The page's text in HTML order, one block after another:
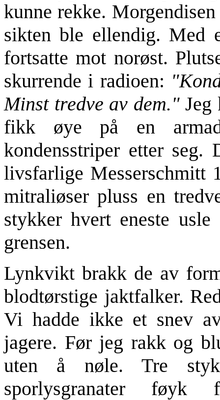
kunne rekke.
sikten ble ellendig. Med
fortsatte mot norøst.
skurrende i radioen:
Minst tredve av dem."Jeg
fikk øye på en
kondensstriper etter seg.
livsfarlige Messerschmitt
mitraliøser pluss en
stykker hvert eneste
grensen.
Lynkvikt brakk de av
blodtørstige jaktfalker.
Vi hadde ikke et snev
jagere. Før jeg rakk og
uten å nøle. Tre
sporlysgranater